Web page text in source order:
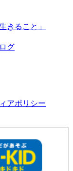
きること」
グ
アポリシー